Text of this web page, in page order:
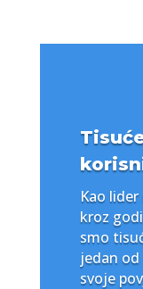
Kao
kroz
smo
jedan
svoje